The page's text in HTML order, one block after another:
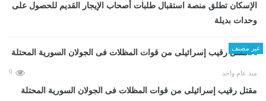
الإسكان تطلق منصة استقبال طلبات أصحاب الإيجار القديم للحصول على
وحدات بديلة
غير مصنف
منذ عام واحد 0
مقتل رقيب إسرائيلى من قوات المظلات فى الجولان السورية المحتلة